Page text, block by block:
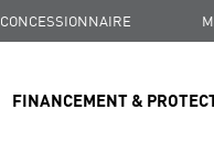
CONCESSIONNAIRE
FINANCEMENT &